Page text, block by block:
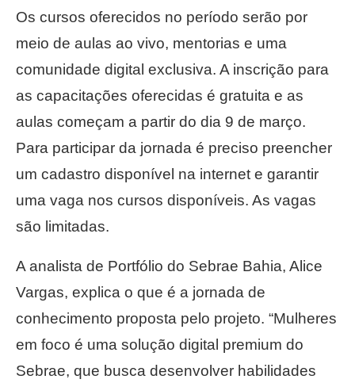
Os cursos oferecidos no período serão por
meio de aulas ao vivo, mentorias e uma
comunidade digital exclusiva. A inscrição para
as capacitações oferecidas é gratuita e as
aulas começam a partir do dia 9 de março.
Para participar da jornada é preciso preencher
um cadastro disponível na internet e garantir
uma vaga nos cursos disponíveis. As vagas
são limitadas.
A analista de Portfólio do Sebrae Bahia, Alice
Vargas, explica o que é a jornada de
conhecimento proposta pelo projeto. “Mulheres
em foco é uma solução digital premium do
Sebrae, que busca desenvolver habilidades